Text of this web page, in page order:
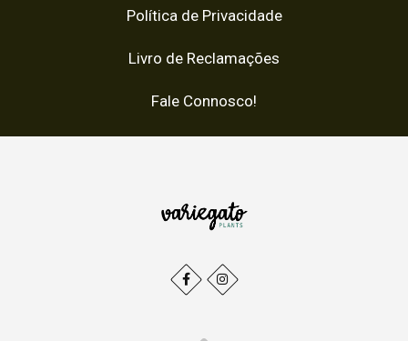
Política de Privacidade
Livro de Reclamações
Fale Connosco!